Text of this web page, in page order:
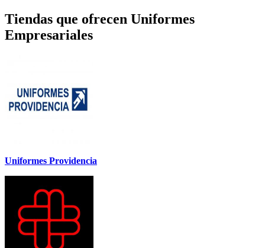
Tiendas que ofrecen Uniformes
Empresariales
Uniformes Providencia